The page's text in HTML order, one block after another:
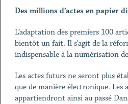
Des millions d’actes en papier
L’adaptation des premiers 100
bientôt un fait. Il s’agit de la
indispensable à la numérisation
Les actes futurs ne seront plus
que de manière électronique. Les
appartiendront ainsi au passé